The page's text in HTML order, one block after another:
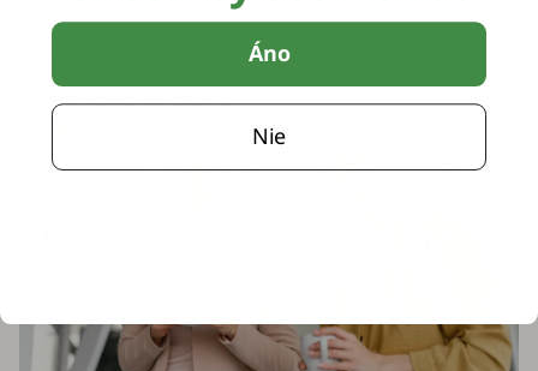
ženskému telu pri prechode do zrelšieho obdobia.
Spolu skvele fungujú, pretože jedna z nich sa
zameriava na fyziologickú podporu, druhá na
emocionálne vyváženie.
Áno
Nie